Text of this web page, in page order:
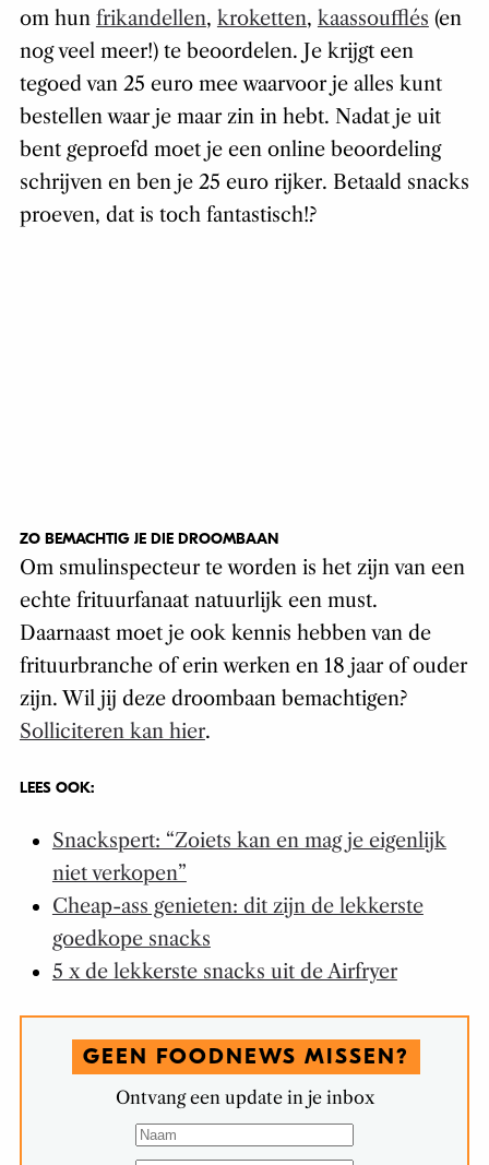
om hun frikandellen, kroketten, kaassoufflés (en
nog veel meer!) te beoordelen. Je krijgt een
tegoed van 25 euro mee waarvoor je alles kunt
bestellen waar je maar zin in hebt. Nadat je uit
bent geproefd moet je een online beoordeling
schrijven en ben je 25 euro rijker. Betaald snacks
proeven, dat is toch fantastisch!?
ZO BEMACHTIG JE DIE DROOMBAAN
Om smulinspecteur te worden is het zijn van een
echte frituurfanaat natuurlijk een must.
Daarnaast moet je ook kennis hebben van de
frituurbranche of erin werken en 18 jaar of ouder
zijn. Wil jij deze droombaan bemachtigen?
Solliciteren kan hier.
LEES OOK:
Snackspert: “Zoiets kan en mag je eigenlijk
niet verkopen”
Cheap-ass genieten: dit zijn de lekkerste
goedkope snacks
5 x de lekkerste snacks uit de Airfryer
GEEN FOODNEWS MISSEN?
Ontvang een update in je inbox